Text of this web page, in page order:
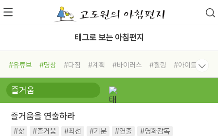
태그로 보는 아침편지
#유튜브 #명상 #다짐 #계획 #바이러스 #힐링
#아이들
#비전캠프
#독서캠프 #삶
#희망
#나눔 #친구 #링컨학교
#독서
#건강 #면역력
즐거움을 연출하라
#삶 #즐거움 #최선 #기분 #연출
#영화감독